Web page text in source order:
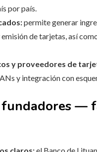
por país.
permite generar
de tarjetas, así
y proveedores de
y integración con
—